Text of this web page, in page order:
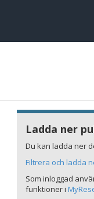
Ladda ner
Du kan ladda ner
Filtrera och ladda
Som inloggad
funktioner i